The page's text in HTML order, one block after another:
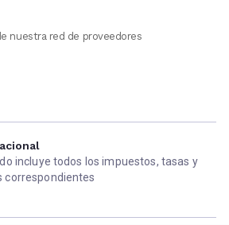
nuestra red de proveedores
incluye todos los impuestos, tasas y
correspondientes